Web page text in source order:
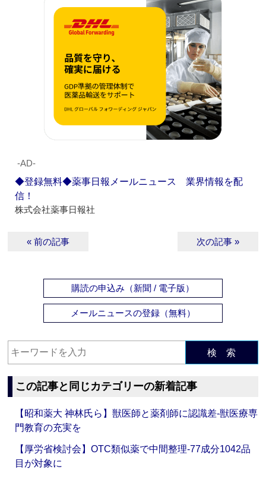
‐AD‐
◆登録無料◆薬事日報メールニュース 業界情報を配
信！
株式会社薬事日報社
« 前の記事 次の記事 »
購読の申込み（新聞 / 電子版）
メールニュースの登録（無料）
検 索
この記事と同じカテゴリーの新着記事
【昭和薬大 神林氏ら】獣医師と薬剤師に認識差‐獣医療専
門教育の充実を
【厚労省検討会】OTC類似薬で中間整理‐77成分1042品
目が対象に